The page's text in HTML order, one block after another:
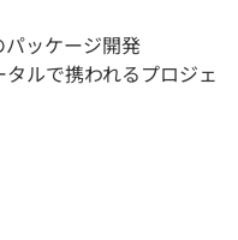
ッケージ開発
ルで携われるプロジェ